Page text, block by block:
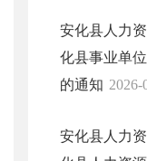
安化县人力
化县事业单
的通知 2026-
安化县人力